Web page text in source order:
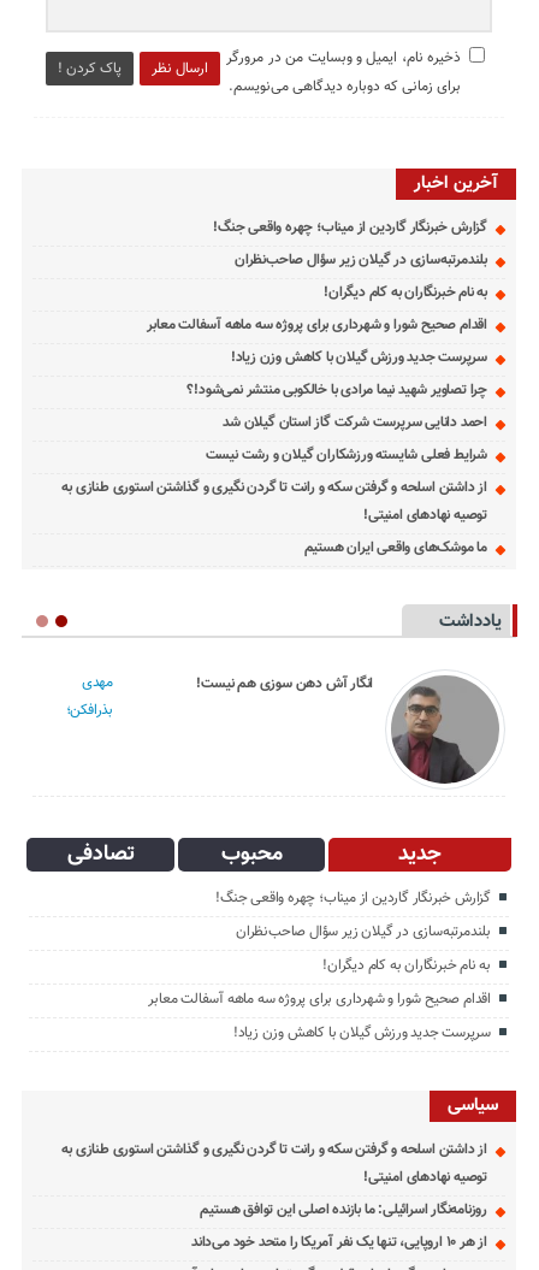
ارسال نظر پاک کردن !
ذخیره نام، ایمیل و وبسایت من در مرورگر
برای زمانی که دوباره دیدگاهی می‌نویسم.
آخرین اخبار
گزارش خبرنگار گاردین از میناب؛ چهره واقعی جنگ!
بلندمرتبه‌سازی در گیلان زیر سؤال صاحب‌نظران
به نام خبرنگاران به کام دیگران!
اقدام صحیح شورا و شهرداری برای پروژه سه ماهه آسفالت معابر
سرپرست جدید ورزش گیلان با کاهش وزن زیاد!
چرا تصاویر شهید نیما مرادی با خالکوبی منتشر نمی‌شود!؟
احمد دانایی سرپرست شرکت گاز استان گیلان شد
شرایط فعلی شایسته ورزشکاران گیلان و رشت نیست
از داشتن اسلحه و گرفتن سکه و رانت تا گردن نگیری و گذاشتن استوری طنازی به
توصیه نهادهای امنیتی!
ما موشک‌های واقعی ایران هستیم
یادداشت
انگار آش دهن سوزی هم نیست!
مهدی
جدید محبوب تصادفی
گزارش خبرنگار گاردین از میناب؛ چهره واقعی جنگ!
بلندمرتبه‌سازی در گیلان زیر سؤال صاحب‌نظران
به نام خبرنگاران به کام دیگران!
اقدام صحیح شورا و شهرداری برای پروژه سه ماهه آسفالت معابر
سرپرست جدید ورزش گیلان با کاهش وزن زیاد!
سیاسی
از داشتن اسلحه و گرفتن سکه و رانت تا گردن نگیری و گذاشتن استوری طنازی به
توصیه نهادهای امنیتی!
روزنامه‌نگار اسرائیلی: ما بازنده اصلی این توافق هستیم
از هر ۱۰ اروپایی، تنها یک نفر آمریکا را متحد خود می‌داند